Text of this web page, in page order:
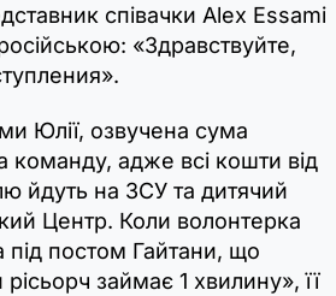
співачки Alex Essami
«Здравствуйте,
Юлії, озвучена сума
команду, адже всі кошти від
йдуть на ЗСУ та дитячий
Центр. Коли волонтерка
під постом Гайтани, що
рісьорч займає 1 хвилину», її